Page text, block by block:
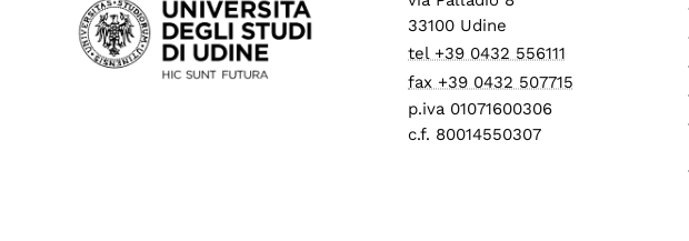
33100 Udine
tel +39 0432 556111
fax +39 0432 507715
p.iva 01071600306
c.f. 80014550307